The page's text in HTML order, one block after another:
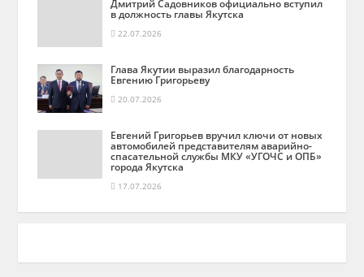
Дмитрий Садовников официально вступил
в должность главы Якутска
22.07.2026
Глава Якутии выразил благодарность
Евгению Григорьеву
20.07.2026
Евгений Григорьев вручил ключи от новых
автомобилей представителям аварийно-
спасательной службы МКУ «УГОЧС и ОПБ»
города Якутска
17.07.2026